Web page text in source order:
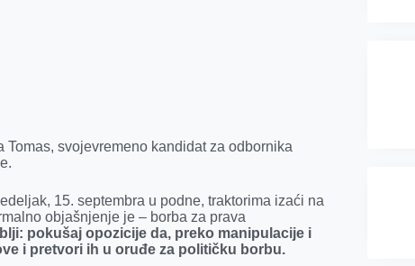
svojevremeno kandidat za odbornika
15. septembra u podne, traktorima izaći na
objašnjenje je – borba za prava
pokušaj opozicije da, preko manipulacije i
i pretvori ih u oruđe za političku borbu.